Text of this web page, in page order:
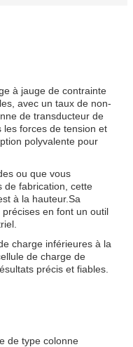
à jauge de contrainte
avec un taux de non-
de transducteur de
forces de tension et
polyvalente pour
ou que vous
de fabrication, cette
à la hauteur.Sa
en font un outil
charge inférieures à la
de charge de
précis et fiables.
de type colonne